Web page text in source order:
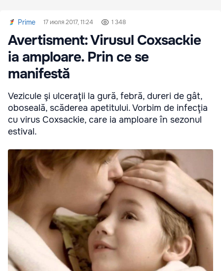
Prime 17 июля 2017, 11:24 1 348
Avertisment: Virusul Coxsackie
ia amploare. Prin ce se
manifestă
Vezicule şi ulceraţii la gură, febră, dureri de gât,
oboseală, scăderea apetitului. Vorbim de infecţia
cu virus Coxsackie, care ia amploare în sezonul
estival.